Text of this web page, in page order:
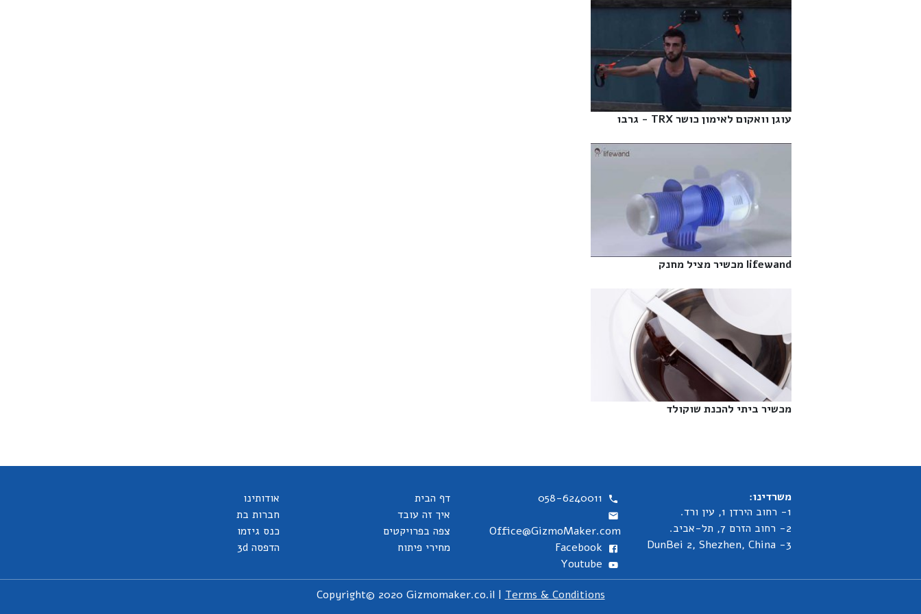
עוגן וואקום לאימון כושר TRX - גרבו‎
lifewand מכשיר מציל מחנק‎
מכשיר ביתי להכנת שוקולד‎
משרדינו:
1- רחוב הירדן 1, עין ורד.
2- רחוב הזרם 7, תל-אביב.
3- DunBei 2, Shezhen, China
058-6240011
Office@GizmoMaker.com
Facebook
Youtube
דף הבית
איך זה עובד
צפה בפרויקטים
מחירי פיתוח
אודותינו
חברות בת
כנס גיזמו
הדפסה 3d
Copyright© 2020 Gizmomaker.co.il | Terms & Conditions